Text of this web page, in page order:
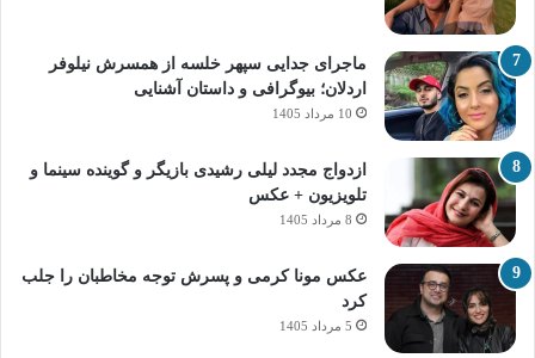
ماجرای جدایی سپهر خلسه از همسرش نیلوفر
اردلان؛ بیوگرافی و داستان آشنایی
10 مرداد 1405
ازدواج مجدد لیلی رشیدی بازیگر و گوینده سینما و
تلویزیون + عکس
8 مرداد 1405
عکس مونا کرمی و پسرش توجه مخاطبان را جلب
کرد
5 مرداد 1405